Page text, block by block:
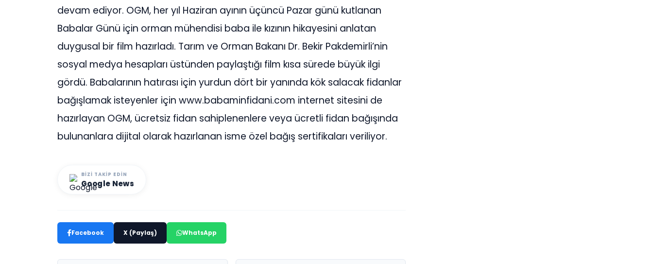
devam ediyor. OGM, her yıl Haziran ayının üçüncü Pazar günü kutlanan
Babalar Günü için orman mühendisi baba ile kızının hikayesini anlatan
duygusal bir film hazırladı. Tarım ve Orman Bakanı Dr. Bekir Pakdemirli’nin
sosyal medya hesapları üstünden paylaştığı film kısa sürede büyük ilgi
gördü. Babalarının hatırası için yurdun dört bir yanında kök salacak fidanlar
bağışlamak isteyenler için www.babaminfidani.com internet sitesini de
hazırlayan OGM, ücretsiz fidan sahiplenenlere veya ücretli fidan bağışında
bulunanlara dijital olarak hazırlanan isme özel bağış sertifikaları veriliyor.
BIZI TAKIP EDIN
Google News
Facebook X (Paylaş) WhatsApp